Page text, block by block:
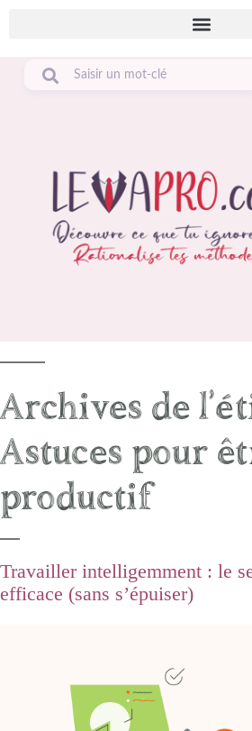
Archives de
Astuces pour
productif
Travailler intelligemment : le
efficace (sans s’épuiser)